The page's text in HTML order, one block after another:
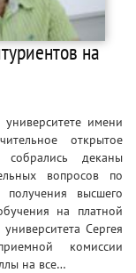
на
имени
открытое
деканы
вопросов по
высшего
на платной
Сергея
комиссии
на все…